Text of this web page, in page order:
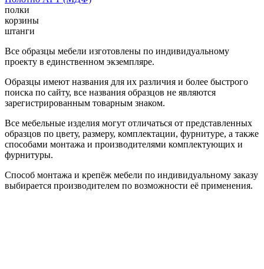
полки
корзины
штанги
Все образцы мебели изготовлены по индивидуальному
проекту в единственном экземпляре.
Образцы имеют названия для их различия и более быстрого
поиска по сайту, все названия образцов не являются
зарегистрированным товарным знаком.
Все мебельные изделия могут отличаться от представленных
образцов по цвету, размеру, комплектации, фурнитуре, а также
способами монтажа и производителями комплектующих и
фурнитуры.
Способ монтажа и крепёж мебели по индивидуальному заказу
выбирается производителем по возможности её применения.